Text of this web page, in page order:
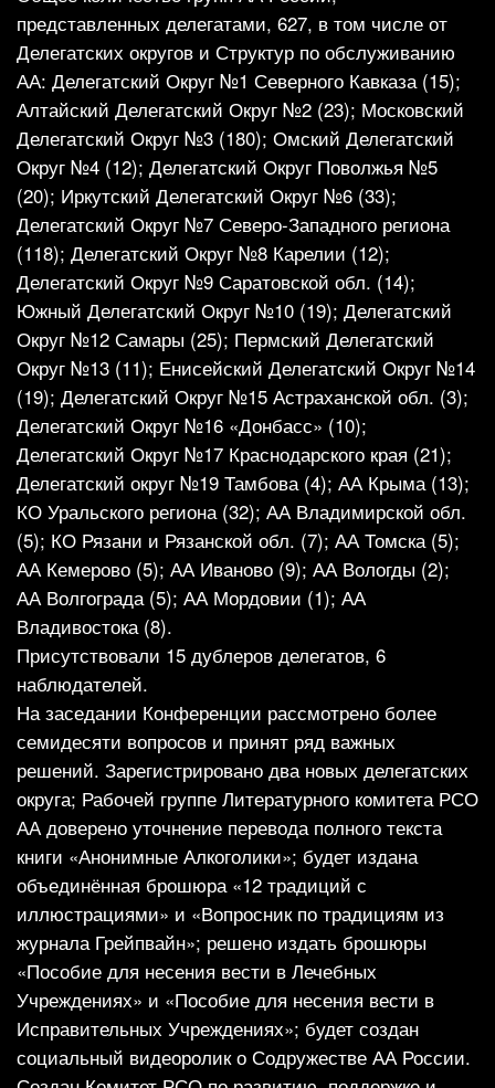
представленных делегатами, 627, в том числе от
Делегатских округов и Структур по обслуживанию
АА: Делегатский Округ №1 Северного Кавказа (15);
Алтайский Делегатский Округ №2 (23); Московский
Делегатский Округ №3 (180); Омский Делегатский
Округ №4 (12); Делегатский Округ Поволжья №5
(20); Иркутский Делегатский Округ №6 (33);
Делегатский Округ №7 Северо-Западного региона
(118); Делегатский Округ №8 Карелии (12);
Делегатский Округ №9 Саратовской обл. (14);
Южный Делегатский Округ №10 (19); Делегатский
Округ №12 Самары (25); Пермский Делегатский
Округ №13 (11); Енисейский Делегатский Округ №14
(19); Делегатский Округ №15 Астраханской обл. (3);
Делегатский Округ №16 «Донбасс» (10);
Делегатский Округ №17 Краснодарского края (21);
Делегатский округ №19 Тамбова (4); АА Крыма (13);
КО Уральского региона (32); АА Владимирской обл.
(5); КО Рязани и Рязанской обл. (7); АА Томска (5);
АА Кемерово (5); АА Иваново (9); АА Вологды (2);
АА Волгограда (5); АА Мордовии (1); АА
Владивостока (8).
Присутствовали 15 дублеров делегатов, 6
наблюдателей.
На заседании Конференции рассмотрено более
семидесяти вопросов и принят ряд важных
решений. Зарегистрировано два новых делегатских
округа; Рабочей группе Литературного комитета РСО
АА доверено уточнение перевода полного текста
книги «Анонимные Алкоголики»; будет издана
объединённая брошюра «12 традиций с
иллюстрациями» и «Вопросник по традициям из
журнала Грейпвайн»; решено издать брошюры
«Пособие для несения вести в Лечебных
Учреждениях» и «Пособие для несения вести в
Исправительных Учреждениях»; будет создан
социальный видеоролик о Содружестве АА России.